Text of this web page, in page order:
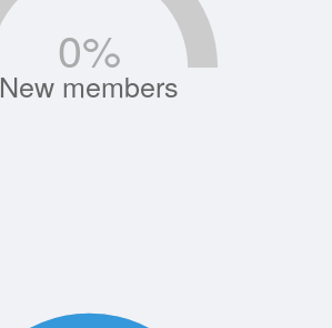
New members
0%